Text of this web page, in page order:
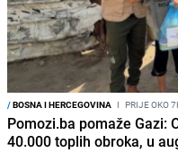
/BOSNA I HERCEGOVINA I PRIJE OKO
Pomozi.ba pomaže Gazi:
40.000 toplih obroka, u